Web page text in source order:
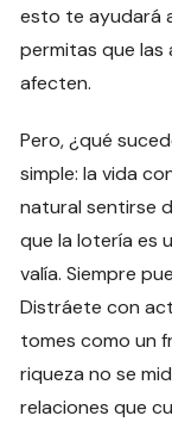
esto te ayudará
permitas que
afecten.
Pero, ¿qué
simple: la vida
natural sentirse
que la lotería es
valía. Siempre
Distráete con
tomes como un
riqueza no se
relaciones que